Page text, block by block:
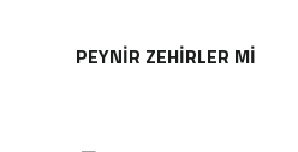
PEYNIR ZEHIRLER MI